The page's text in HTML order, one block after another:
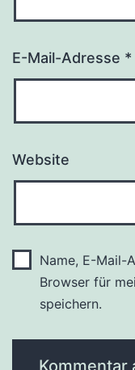
E-Mail-Adresse *
Website
Name, E-Mail-
Browser für
speichern.